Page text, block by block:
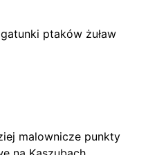
ptaków żuław
malownicze punkty